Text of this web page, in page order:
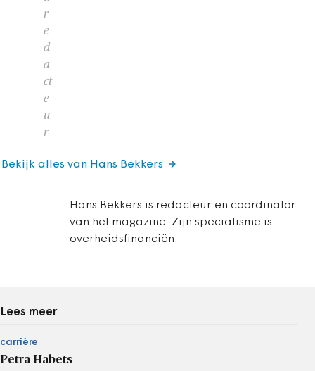
r
e
d
a
ct
e
u
r
Hans Bekkers is redacteur en coördinator
van het magazine. Zijn specialisme is
overheidsfinanciën.
Bekijk alles van Hans Bekkers
Lees meer
carrière
Petra Habets